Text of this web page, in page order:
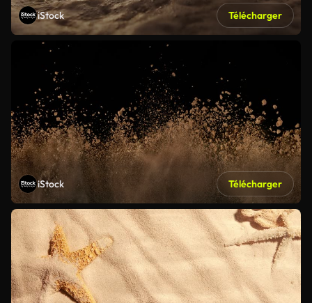
iStock Télécharger
iStock Télécharger